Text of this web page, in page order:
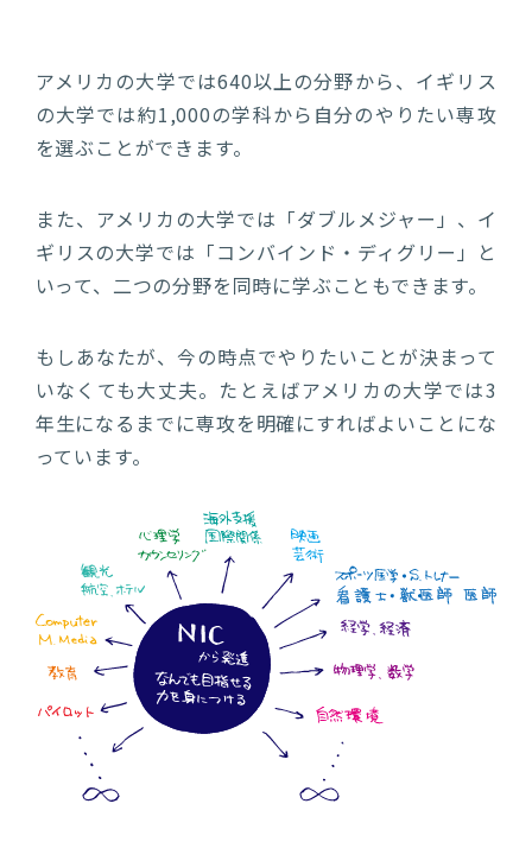
アメリカの⼤学では640以上の分野から、イギリス
の⼤学では約1,000の学科から⾃分のやりたい専攻
を選ぶことができます。
また、アメリカの⼤学では「ダブルメジャー」、イ
ギリスの⼤学では「コンバインド・ディグリー」と
いって、⼆つの分野を同時に学ぶこともできます。
もしあなたが、今の時点でやりたいことが決まって
いなくても⼤丈夫。たとえばアメリカの⼤学では3
年⽣になるまでに専攻を明確にすればよいことにな
っています。